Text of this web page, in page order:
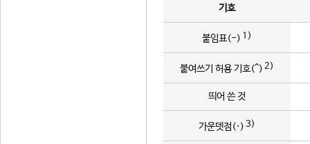
기호
붙임표(-) 1)
붙여쓰기 허용 기호(^) 2)
띄어 쓴 것
가운뎃점(·) 3)